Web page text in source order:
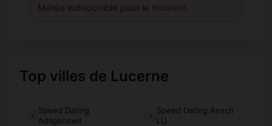
Météo indisponible pour le moment.
Top villes de Lucerne
Speed Dating
Adligenswil
Speed Dating Aesch
LU